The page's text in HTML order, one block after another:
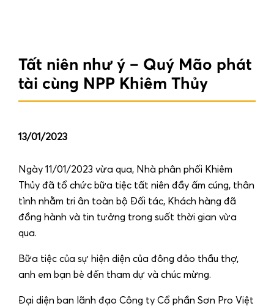
Tất niên như ý – Quý Mão phát
tài cùng NPP Khiêm Thủy
13/01/2023
Ngày 11/01/2023 vừa qua, Nhà phân phối Khiêm
Thủy đã tổ chức bữa tiệc tất niên đầy ấm cúng, thân
tình nhằm tri ân toàn bộ Đối tác, Khách hàng đã
đồng hành và tin tưởng trong suốt thời gian vừa
qua.
Bữa tiệc của sự hiện diện của đông đảo thầu thợ,
anh em bạn bè đến tham dự và chúc mừng.
Đại diện ban lãnh đạo Công ty Cổ phần Sơn Pro Việt